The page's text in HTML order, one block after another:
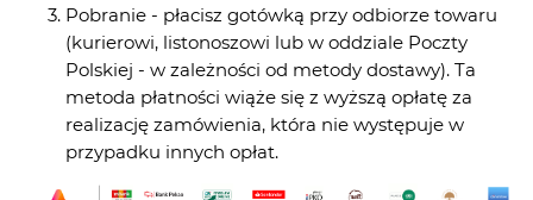
Pobranie - płacisz gotówką przy odbiorze towaru
(kurierowi, listonoszowi lub w oddziale Poczty
Polskiej - w zależności od metody dostawy). Ta
metoda płatności wiąże się z wyższą opłatę za
realizację zamówienia, która nie występuje w
przypadku innych opłat.